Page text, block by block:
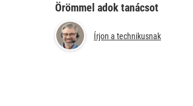
Örömmel adok tanácsot
Írjon a technikusnak